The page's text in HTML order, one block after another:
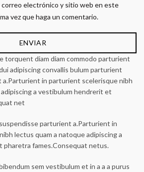
correo electrónico y sitio web en este
vez que haga un comentario.
torquent diam diam commodo parturient
adipiscing convallis bulum parturient
in parturient scelerisque nibh
a vestibulum hendrerit et
net
parturient a.Parturient in
lectus quam a natoque adipiscing a
fames.Consequat netus.
sem vestibulum et in a a a purus